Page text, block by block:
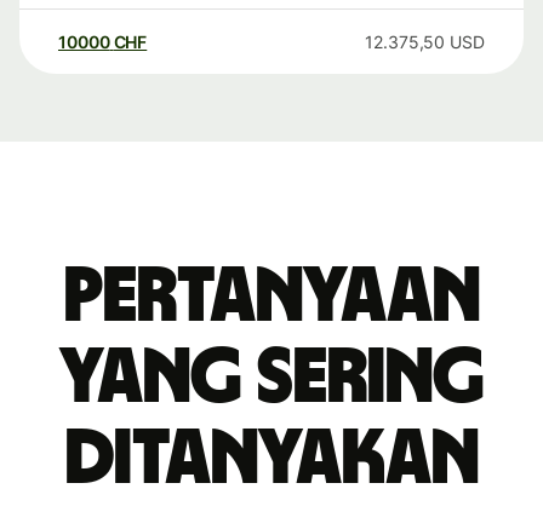
10000 CHF 12.375,50 USD
Pertanyaan
yang sering
ditanyakan